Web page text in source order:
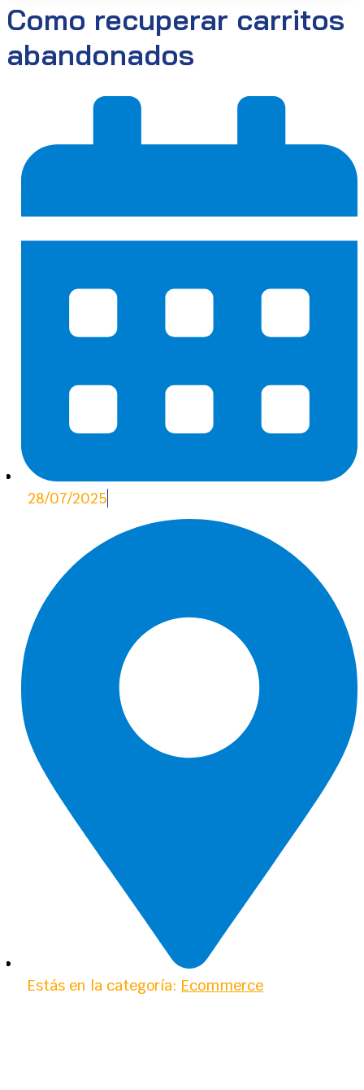
Como recuperar carritos
abandonados
28/07/2025
Estás en la categoría: Ecommerce